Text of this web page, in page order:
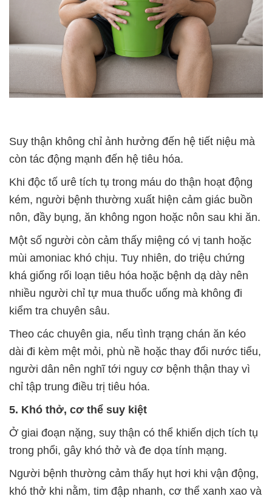
Suy thận không chỉ ảnh hưởng đến hệ tiết niệu mà
còn tác động mạnh đến hệ tiêu hóa.
Khi độc tố urê tích tụ trong máu do thận hoạt động
kém, người bệnh thường xuất hiện cảm giác buồn
nôn, đầy bụng, ăn không ngon hoặc nôn sau khi ăn.
Một số người còn cảm thấy miệng có vị tanh hoặc
mùi amoniac khó chịu. Tuy nhiên, do triệu chứng
khá giống rối loạn tiêu hóa hoặc bệnh dạ dày nên
nhiều người chỉ tự mua thuốc uống mà không đi
kiểm tra chuyên sâu.
Theo các chuyên gia, nếu tình trạng chán ăn kéo
dài đi kèm mệt mỏi, phù nề hoặc thay đổi nước tiểu,
người dân nên nghĩ tới nguy cơ bệnh thận thay vì
chỉ tập trung điều trị tiêu hóa.
5. Khó thở, cơ thể suy kiệt
Ở giai đoạn nặng, suy thận có thể khiến dịch tích tụ
trong phổi, gây khó thở và đe dọa tính mạng.
Người bệnh thường cảm thấy hụt hơi khi vận động,
khó thở khi nằm, tim đập nhanh, cơ thể xanh xao và